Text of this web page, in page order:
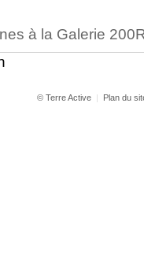
à la Galerie
© Terre Active | Plan du